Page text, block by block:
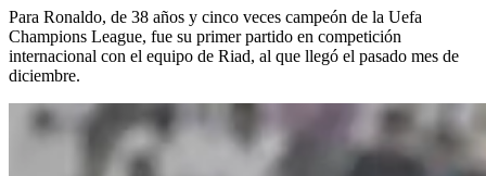
Para Ronaldo, de 38 años y cinco veces campeón de la Uefa
Champions League, fue su primer partido en competición
internacional con el equipo de Riad, al que llegó el pasado mes de
diciembre.